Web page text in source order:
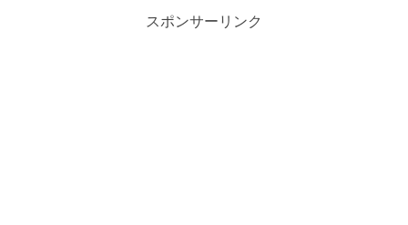
スポンサーリンク